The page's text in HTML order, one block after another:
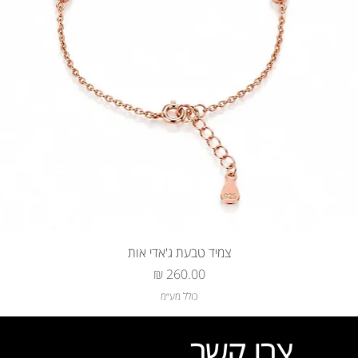
צמיד טבעת ג'אדי אות
מחיר‏260.00 ‏₪
כולל מע״מ